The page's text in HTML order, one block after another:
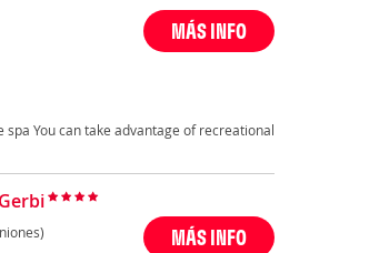
MÁS INFO
You can take advantage of recreational
MÁS INFO